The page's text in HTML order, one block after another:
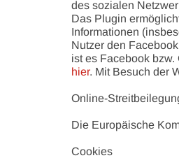
des sozialen
Das Plugin
Informationen
Nutzer den
ist es Facebook
hier. Mit Besuch der
Online-
Die Europäische
Cookies